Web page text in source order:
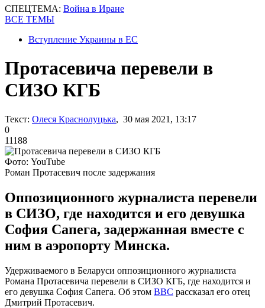
СПЕЦТЕМА: Война в Иране
ВСЕ ТЕМЫ
Вступление Украины в ЕС
Протасевича перевели в
СИЗО КГБ
Текст: Олеся Краснолуцька, 30 мая 2021, 13:17
0
11188
Фото: YouTube
Роман Протасевич после задержания
Оппозиционного журналиста перевели
в СИЗО, где находится и его девушка
София Сапега, задержанная вместе с
ним в аэропорту Минска.
Удерживаемого в Беларуси оппозиционного журналиста
Романа Протасевича перевели в СИЗО КГБ, где находится и
его девушка София Сапега. Об этом BBC рассказал его отец
Дмитрий Протасевич.